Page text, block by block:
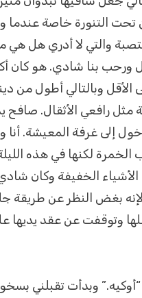
تحت التنورة خاصة عندما
والتي لا أدري هل
ورحب بنا شادي. هو كان
وبالتالي أطول من
مثل رافعي الأثقال. صافح
إلى غرفة المعيشة. أنا
الخمرة لكنها في هذه
الخفيفة وكان
لإنه بغض النظر عن طريقة
وتوقفت عن عقد يديها
وبدأت تقبلني